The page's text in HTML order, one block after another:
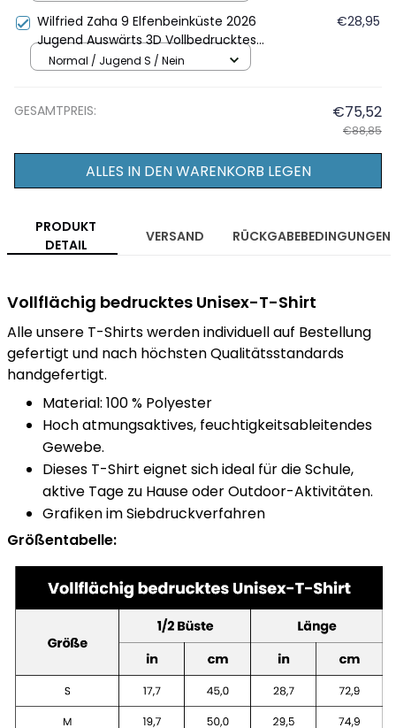
Wilfried Zaha 9 Elfenbeinküste 2026
Jugend Auswärts 3D Vollbedrucktes
T-Shirt - Weiß
€28,95
Normal / Jugend S / Nein
GESAMTPREIS: €75,52
€88,85
ALLES IN DEN WARENKORB LEGEN
PRODUKT
DETAIL
VERSAND RÜCKGABEBEDINGUNGEN
Vollflächig bedrucktes Unisex-T-Shirt
Alle unsere T-Shirts werden individuell auf Bestellung
gefertigt und nach höchsten Qualitätsstandards
handgefertigt.
Material: 100 % Polyester
Hoch atmungsaktives, feuchtigkeitsableitendes
Gewebe.
Dieses T-Shirt eignet sich ideal für die Schule,
aktive Tage zu Hause oder Outdoor-Aktivitäten.
Grafiken im Siebdruckverfahren
Größentabelle: